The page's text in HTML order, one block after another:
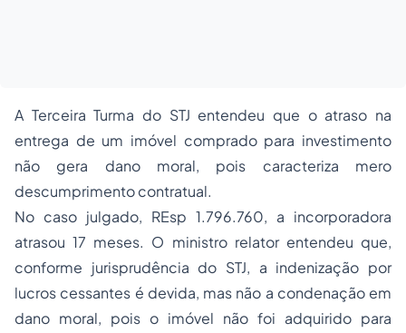
A Terceira Turma do STJ entendeu que o atraso na
entrega de um imóvel comprado para investimento
não gera dano moral, pois caracteriza mero
descumprimento contratual.
No caso julgado, REsp 1.796.760, a incorporadora
atrasou 17 meses. O ministro relator entendeu que,
conforme jurisprudência do STJ, a indenização por
lucros cessantes é devida, mas não a condenação em
dano moral, pois o imóvel não foi adquirido para